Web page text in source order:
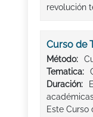
revolución
Curso de
Método:
Tematica:
Duración:
Este